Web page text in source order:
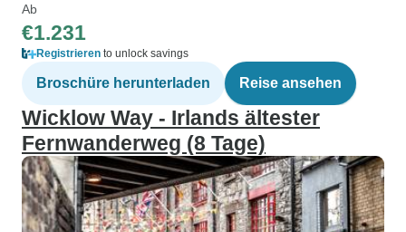
Ab
€1.231
Registrieren to unlock savings
Broschüre herunterladen Reise ansehen
Wicklow Way - Irlands ältester
Fernwanderweg (8 Tage)